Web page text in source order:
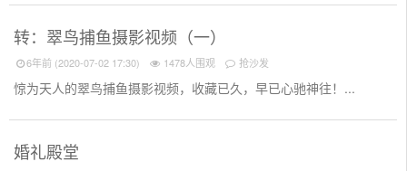
转：翠鸟捕鱼摄影视频（一）
6年前 (2020-07-02 17:30) 1478人围观 抢沙发
惊为天人的翠鸟捕鱼摄影视频，收藏已久，早已心驰神往！...
婚礼殿堂